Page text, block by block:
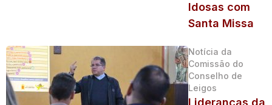
Idosas com
Santa Missa
Notícia da
Comissão do
Conselho de
Leigos